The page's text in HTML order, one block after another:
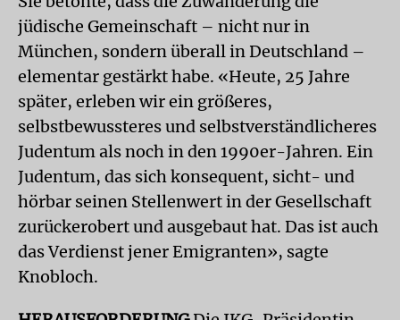
jüdische Gemeinschaft – nicht nur in
München, sondern überall in Deutschland –
elementar gestärkt habe. «Heute, 25 Jahre
später, erleben wir ein größeres,
selbstbewussteres und selbstverständlicheres
Judentum als noch in den 1990er-Jahren. Ein
Judentum, das sich konsequent, sicht- und
hörbar seinen Stellenwert in der Gesellschaft
zurückerobert und ausgebaut hat. Das ist auch
das Verdienst jener Emigranten», sagte
Knobloch.